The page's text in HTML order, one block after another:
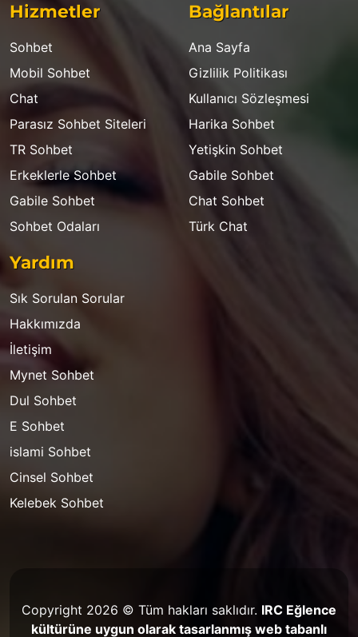
Hizmetler
Sohbet
Mobil Sohbet
Chat
Parasız Sohbet Siteleri
TR Sohbet
Erkeklerle Sohbet
Gabile Sohbet
Sohbet Odaları
Bağlantılar
Ana Sayfa
Gizlilik Politikası
Kullanıcı Sözleşmesi
Harika Sohbet
Yetişkin Sohbet
Gabile Sohbet
Chat Sohbet
Türk Chat
Yardım
Sık Sorulan Sorular
Hakkımızda
İletişim
Mynet Sohbet
Dul Sohbet
E Sohbet
islami Sohbet
Cinsel Sohbet
Kelebek Sohbet
Copyright 2026 © Tüm hakları saklıdır. IRC Eğlence
kültürüne uygun olarak tasarlanmış web tabanlı